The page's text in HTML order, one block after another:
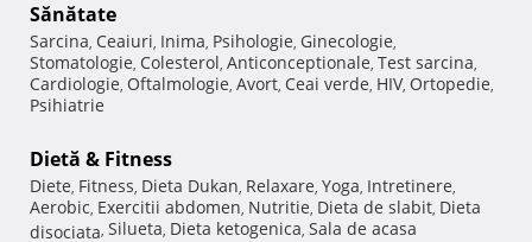
Sănătate
Sarcina, Ceaiuri, Inima, Psihologie, Ginecologie,
Stomatologie, Colesterol, Anticonceptionale, Test sarcina,
Cardiologie, Oftalmologie, Avort, Ceai verde, HIV, Ortopedie,
Psihiatrie
Dietă & Fitness
Diete, Fitness, Dieta Dukan, Relaxare, Yoga, Intretinere,
Aerobic, Exercitii abdomen, Nutritie, Dieta de slabit, Dieta
disociata, Silueta, Dieta ketogenica, Sala de acasa